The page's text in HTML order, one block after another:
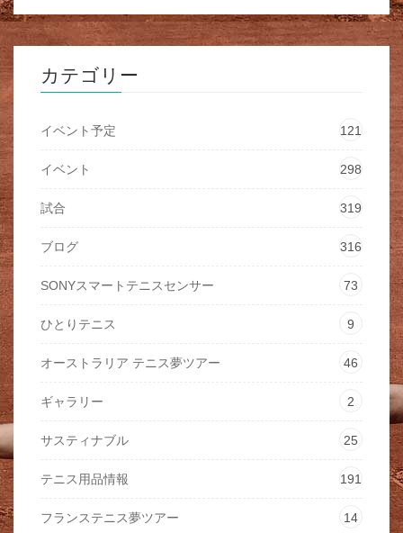
カテゴリー
イベント予定 121
イベント 298
試合 319
ブログ 316
SONYスマートテニスセンサー 73
ひとりテニス 9
オーストラリア テニス夢ツアー 46
ギャラリー 2
サスティナブル 25
テニス用品情報 191
フランステニス夢ツアー 14